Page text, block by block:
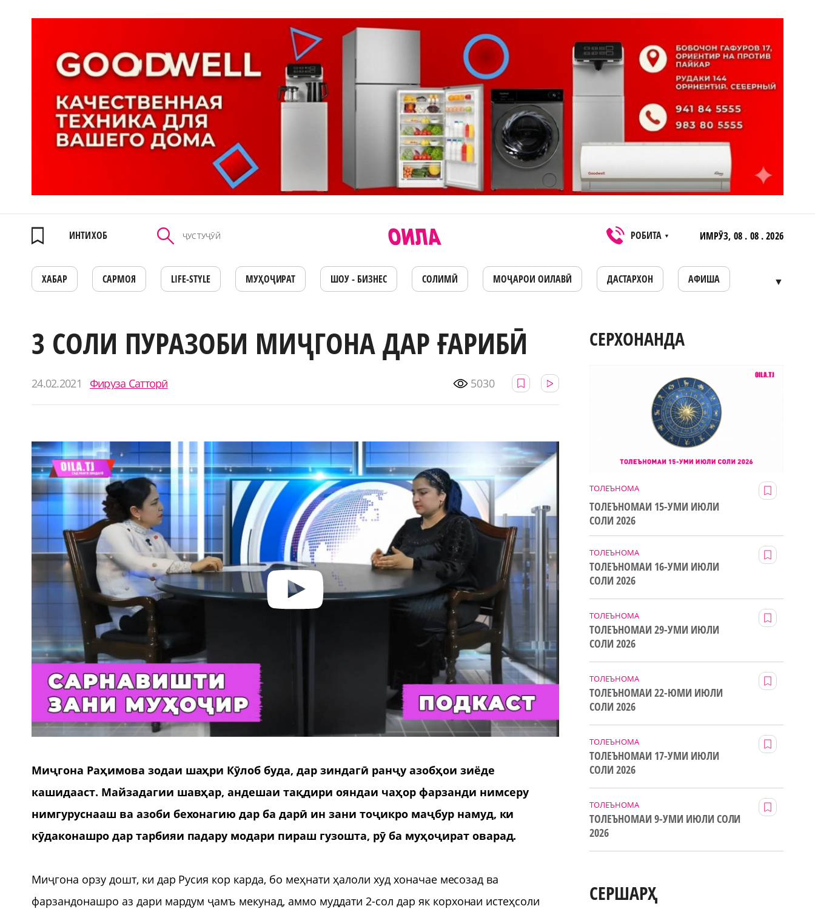
ИНТИХОБ РОБИТА ▼ ИМРӮЗ, 08 . 08 . 2026
ХАБАР САРМОЯ LIFE-STYLE МУҲОҶИРАТ ШОУ - БИЗНЕС СОЛИМӢ МОҶАРОИ ОИЛАВӢ ДАСТАРХОН АФИША ▼
3 СОЛИ ПУРАЗОБИ МИҶГОНА ДАР ҒАРИБӢ
24.02.2021 Фируза Сатторӣ 5030
Миҷгона Раҳимова зодаи шаҳри Кӯлоб буда, дар зиндагӣ ранҷу азобҳои зиёде
кашидааст. Майзадагии шавҳар, андешаи тақдири ояндаи чаҳор фарзанди нимсеру
нимгуруснааш ва азоби бехонагию дар ба дарӣ ин зани тоҷикро маҷбур намуд, ки
кӯдаконашро дар тарбияи падару модари пираш гузошта, рӯ ба муҳоҷират оварад.
Миҷгона орзу дошт, ки дар Русия кор карда, бо меҳнати ҳалоли худ хоначае месозад ва
фарзандонашро аз дари мардум ҷамъ мекунад, аммо муддати 2-сол дар як корхонаи истеҳсоли
СЕРХОНАНДА
ТОЛЕЪНОМА
ТОЛЕЪНОМАИ 15-УМИ ИЮЛИ
СОЛИ 2026
ТОЛЕЪНОМА
ТОЛЕЪНОМАИ 16-УМИ ИЮЛИ
СОЛИ 2026
ТОЛЕЪНОМА
ТОЛЕЪНОМАИ 29-УМИ ИЮЛИ
СОЛИ 2026
ТОЛЕЪНОМА
ТОЛЕЪНОМАИ 22-ЮМИ ИЮЛИ
СОЛИ 2026
ТОЛЕЪНОМА
ТОЛЕЪНОМАИ 17-УМИ ИЮЛИ
СОЛИ 2026
ТОЛЕЪНОМА
ТОЛЕЪНОМАИ 9-УМИ ИЮЛИ СОЛИ
2026
СЕРШАРҲ